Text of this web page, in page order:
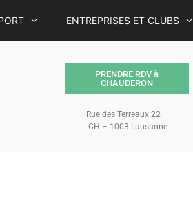
ENTREPRISES ET CLUBS
PRENDRE RDV à
CHAUDERON
Rue des Terreaux 22
CH – 1003 Lausanne